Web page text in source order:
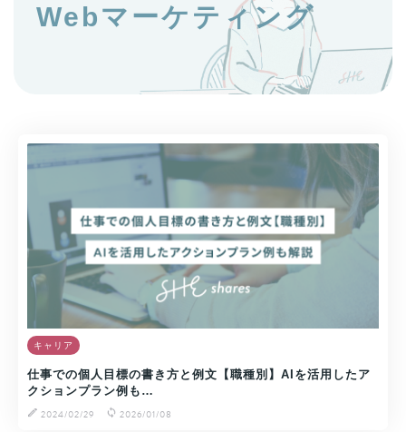
Webマーケティング
キャリア
仕事での個人目標の書き方と例文【職種別】AIを活用したア
クションプラン例も…
2024/02/29
2026/01/08